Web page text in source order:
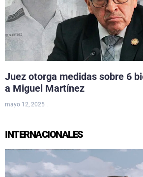
Juez otorga medidas sobre 6
a Miguel Martínez
mayo 12, 2025
INTERNACIONALES